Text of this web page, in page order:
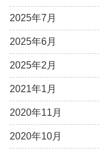
2025年7月
2025年6月
2025年2月
2021年1月
2020年11月
2020年10月